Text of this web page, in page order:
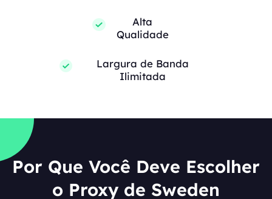
Alta
Qualidade
Largura de Banda
Ilimitada
Por Que Você Deve Escolher
o Proxy de Sweden